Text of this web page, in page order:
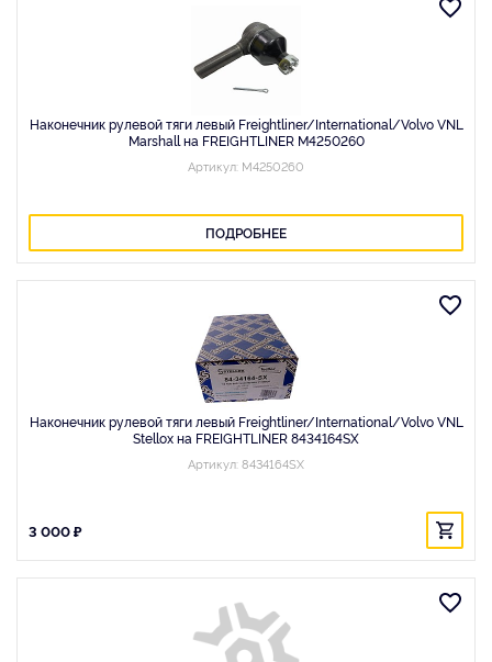
Наконечник рулевой тяги левый Freightliner/International/Volvo VNL
Marshall на FREIGHTLINER M4250260
Артикул: M4250260
ПОДРОБНЕЕ
Наконечник рулевой тяги левый Freightliner/International/Volvo VNL
Stellox на FREIGHTLINER 8434164SX
Артикул: 8434164SX
3 000 ₽